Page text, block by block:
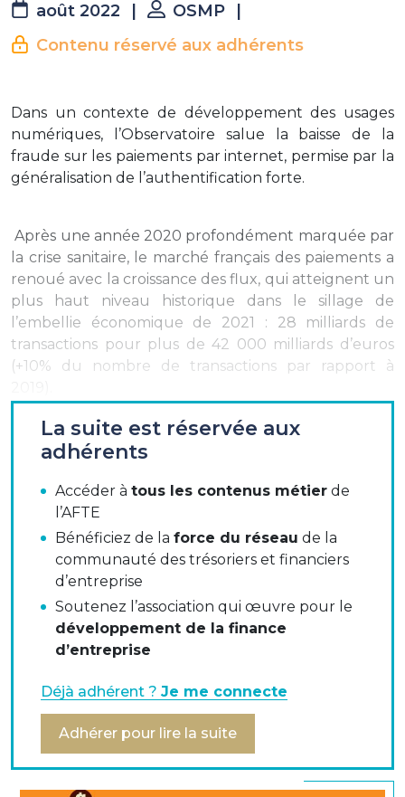
août 2022 OSMP
Contenu réservé aux adhérents
Dans un contexte de développement des usages
numériques, l’Observatoire salue la baisse de la
fraude sur les paiements par internet, permise par la
généralisation de l’authentification forte.
Après une année 2020 profondément marquée par
la crise sanitaire, le marché français des paiements a
renoué avec la croissance des flux, qui atteignent un
plus haut niveau historique dans le sillage de
l’embellie économique de 2021 : 28 milliards de
transactions pour plus de 42 000 milliards d’euros
(+10% du nombre de transactions par rapport à
Pour la première fois, la carte dépasse le chèque en
montant et devient le troisième instrument de
paiement scriptural dans les montants échangés
diversité de ses usages, en magasin, à distance
comme sur mobile, la carte conforte également son
statut d’instrument le plus utilisé en nombre
d’opérations (57%).
Le paiement par carte sans contact a poursuivi sa
forte progression en 2021 (+43%), près de 6
paiements par carte sur 10 étant initiés via cette
fonctionnalité en magasin ; l’Observatoire relève
aussi une forte augmentation des opérations par
virement instantané (+138%) et des paiements par
La suite est réservée aux
adhérents
Accéder à tous les contenus métier de
l’AFTE
Bénéficiez de la force du réseau de la
communauté des trésoriers et financiers
d’entreprise
Soutenez l’association qui œuvre pour le
développement de la finance
d’entreprise
Déjà adhérent ? Je me connecte
Adhérer pour lire la suite